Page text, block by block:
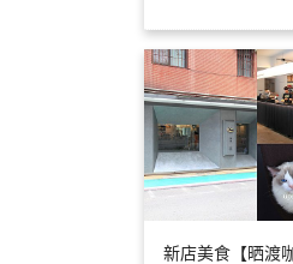
新店美食【晒渡